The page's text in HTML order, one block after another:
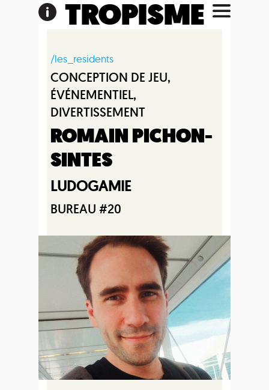
TROPISME
/les_residents
CONCEPTION DE JEU,
ÉVÉNEMENTIEL,
DIVERTISSEMENT
ROMAIN PICHON-
SINTES
LUDOGAMIE
BUREAU #20